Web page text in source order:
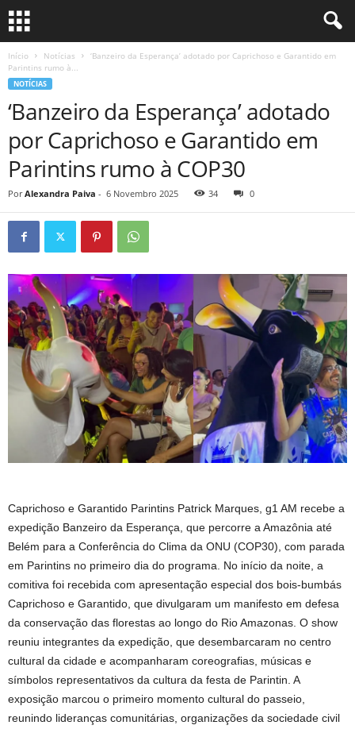
Início Notícias
‘Banzeiro da Esperança’ adotado por Caprichoso e Garantido em
Parintins rumo à...
NOTÍCIAS
‘Banzeiro da Esperança’ adotado
por Caprichoso e Garantido em
Parintins rumo à COP30
Por Alexandra Paiva - 6 Novembro 2025 34 0
Caprichoso e Garantido Parintins Patrick Marques, g1 AM recebe a
expedição Banzeiro da Esperança, que percorre a Amazônia até
Belém para a Conferência do Clima da ONU (COP30), com parada
em Parintins no primeiro dia do programa. No início da noite, a
comitiva foi recebida com apresentação especial dos bois-bumbás
Caprichoso e Garantido, que divulgaram um manifesto em defesa
da conservação das florestas ao longo do Rio Amazonas. O show
reuniu integrantes da expedição, que desembarcaram no centro
cultural da cidade e acompanharam coreografias, músicas e
símbolos representativos da cultura da festa de Parintin. A
exposição marcou o primeiro momento cultural do passeio,
reunindo lideranças comunitárias, organizações da sociedade civil